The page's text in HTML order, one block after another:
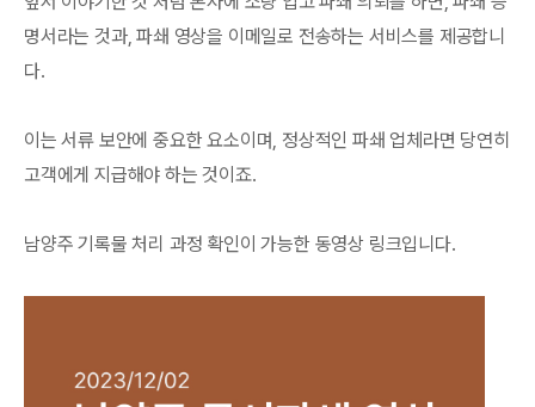
명서라는 것과, 파쇄 영상을 이메일로 전송하는 서비스를 제공합니
다.
이는 서류 보안에 중요한 요소이며, 정상적인 파쇄 업체라면 당연히
고객에게 지급해야 하는 것이죠.
남양주 기록물 처리 과정 확인이 가능한 동영상 링크입니다.